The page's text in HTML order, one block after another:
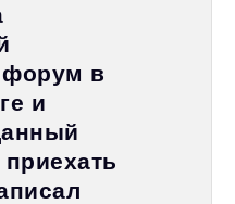
форум в
и